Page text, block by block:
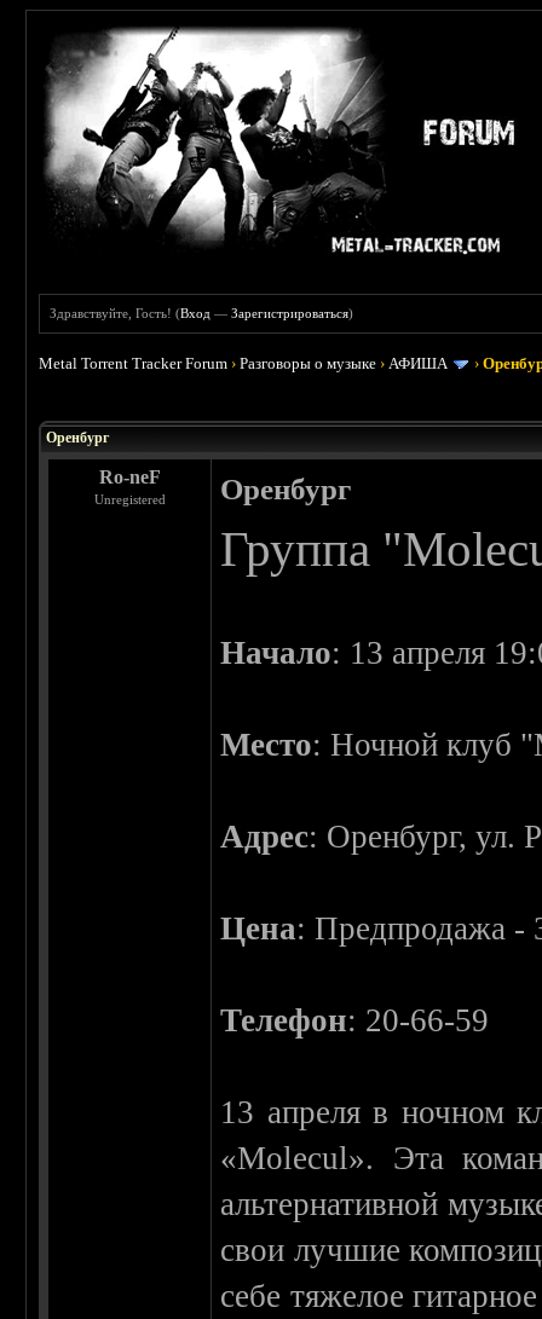
Здравствуйте, Гость! (Вход —Зарегистрироваться)
Metal Torrent Tracker Forum ›Разговоры о музыке ›АФИША ›
Оренбург
Ro-neF
Unregistered Оренбург
Группа
Начало: 13 апреля
Место: Ночной клуб
Адрес: Оренбург, ул.
Цена: Предпродажа -
Телефон: 20-66-59
13 апреля в ночном
«Molecul». Эта
альтернативной
свои лучшие
себе тяжелое